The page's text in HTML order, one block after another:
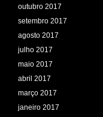
outubro 2017
setembro 2017
agosto 2017
julho 2017
maio 2017
abril 2017
março 2017
janeiro 2017